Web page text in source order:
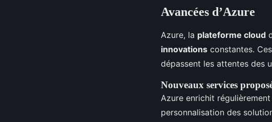
Avancées d’Azure
Azure, la plateforme cloud
innovations constantes.
dépassent les attentes des
Nouveaux services
Azure enrichit
personnalisation des